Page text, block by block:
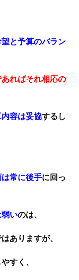
と予算のバラン
ればそれ相応の
容は妥協するし
常に後手に回っ
弱いのは、
ありますが、
すく、